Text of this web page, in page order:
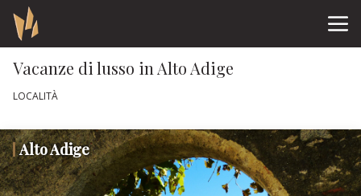
Vacanze di lusso in Alto Adige
LOCALITÀ
Alto Adige